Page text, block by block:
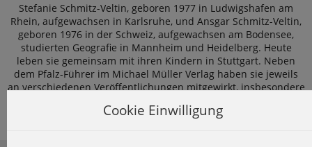
Stefanie Schmitz-Veltin, geboren 1977 in Ludwigshafen am
Rhein, aufgewachsen in Karlsruhe, und Ansgar Schmitz-Veltin,
geboren 1976 in der Schweiz, aufgewachsen am Bodensee,
studierten Geografie in Mannheim und Heidelberg. Heute
leben sie gemeinsam mit ihren Kindern in Stuttgart. Neben
dem Pfalz-Führer im Michael Müller Verlag haben sie jeweils
an verschiedenen Veröffentlichungen mitgewirkt, insbesondere
Folgen des demografischen und gesellschaftlichen Wandels in
Cookie Einwilligung